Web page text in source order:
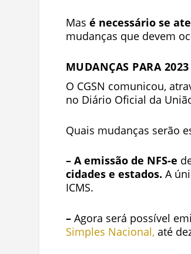
Mas é necessário se
mudanças que devem
MUDANÇAS PARA 2023
O CGSN comunicou,
no Diário Oficial da
Quais mudanças serão
– A emissão de NFS-e
cidades e estados. A
ICMS.
–Agora será possível
Simples Nacional, até